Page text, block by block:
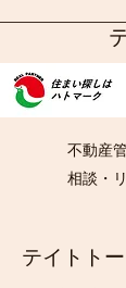
不動産
相談・
テイトト